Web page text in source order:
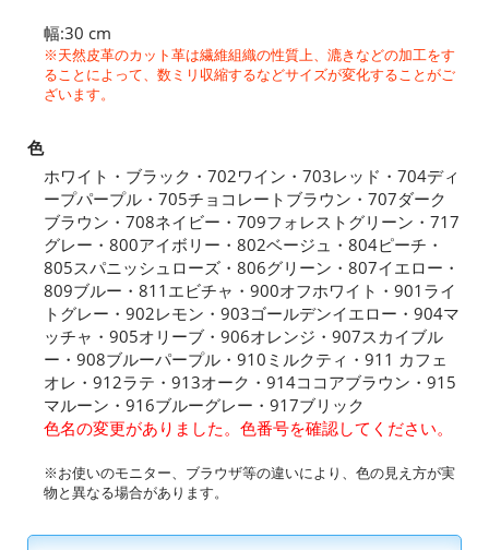
幅:30 cm
※天然皮革のカット革は繊維組織の性質上、漉きなどの加工をす
ることによって、数ミリ収縮するなどサイズが変化することがご
ざいます。
色
ホワイト・ブラック・702ワイン・703レッド・704ディ
ープパープル・705チョコレートブラウン・707ダーク
ブラウン・708ネイビー・709フォレストグリーン・717
グレー・800アイボリー・802ベージュ・804ピーチ・
805スパニッシュローズ・806グリーン・807イエロー・
809ブルー・811エビチャ・900オフホワイト・901ライ
トグレー・902レモン・903ゴールデンイエロー・904マ
ッチャ・905オリーブ・906オレンジ・907スカイブル
ー・908ブルーパープル・910ミルクティ・911 カフェ
オレ・912ラテ・913オーク・914ココアブラウン・915
マルーン・916ブルーグレー・917ブリック
色名の変更がありました。色番号を確認してください。
※お使いのモニター、ブラウザ等の違いにより、色の見え方が実
物と異なる場合があります。